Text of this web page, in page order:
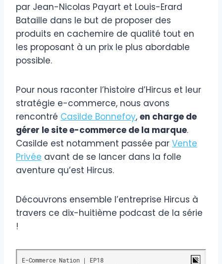
par Jean-Nicolas Payart et Louis-Erard
Bataille dans le but de proposer des
produits en cachemire de qualité tout en
les proposant à un prix le plus abordable
possible.
Pour nous raconter l’histoire d’Hircus et leur
stratégie e-commerce, nous avons
rencontré Casilde Bonnefoy, en charge de
gérer le site e-commerce de la marque.
Casilde est notamment passée par Vente
Privée avant de se lancer dans la folle
aventure qu’est Hircus.
Découvrons ensemble l’entreprise Hircus à
travers ce dix-huitième podcast de la série
!